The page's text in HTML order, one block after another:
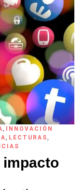
,
INNOVACIÓN
, LECTURAS,
impacto